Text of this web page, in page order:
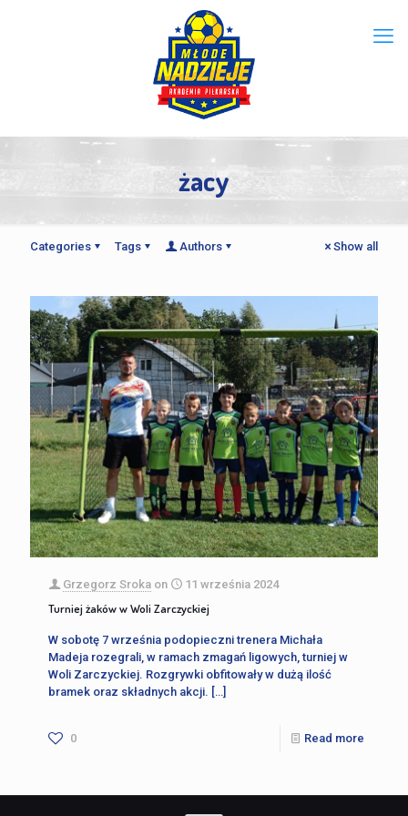
żacy
Categories Tags Authors Show all
Grzegorz Sroka on 11 września 2024
Turniej żaków w Woli Zarczyckiej
W sobotę 7 września podopieczni trenera Michała
Madeja rozegrali, w ramach zmagań ligowych, turniej w
Woli Zarczyckiej. Rozgrywki obfitowały w dużą ilość
bramek oraz składnych akcji. […]
0 Read more